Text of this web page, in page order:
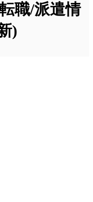
職/派遣情
)